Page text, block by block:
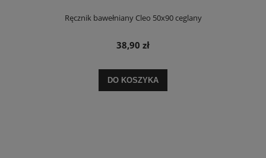
Ręcznik bawełniany Cleo 50x90 ceglany
38,90 zł
DO KOSZYKA